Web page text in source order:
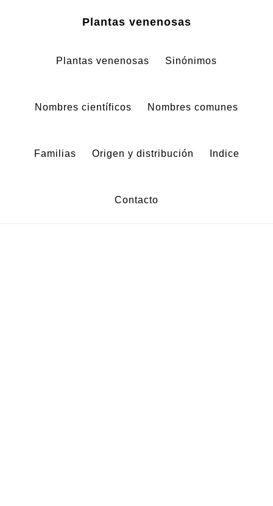
Plantas venenosas
Plantas venenosas Sinónimos
Nombres científicos Nombres comunes
Familias Origen y distribución Indice
Contacto